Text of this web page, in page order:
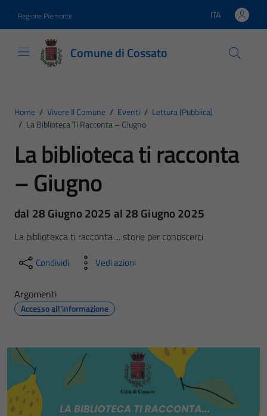
Regione Piemonte Lingua attiva:
ITA
Comune di Cossato
Home / Vivere Il Comune / Eventi / Lettura (pubblica)
/ La Biblioteca Ti Racconta – Giugno
La biblioteca ti racconta
– Giugno
dal 28 Giugno 2025 al 28 Giugno 2025
La bibliotexca ti racconta ... storie per conoscerci
Condividi Vedi azioni
Argomenti
Accesso all'informazione